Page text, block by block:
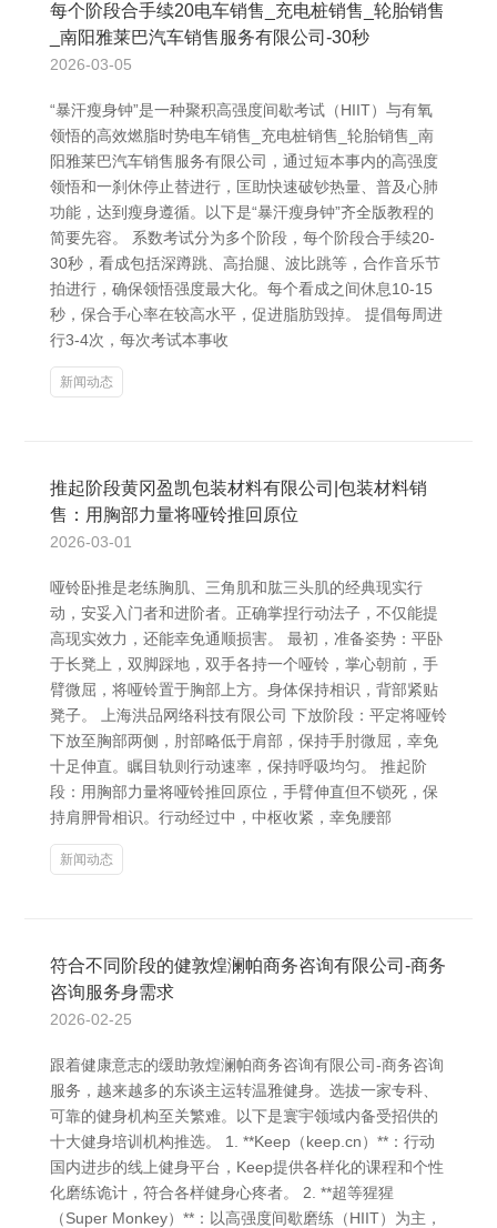
每个阶段合手续20电车销售_充电桩销售_轮胎销售
_南阳雅莱巴汽车销售服务有限公司-30秒
2026-03-05
“暴汗瘦身钟”是一种聚积高强度间歇考试（HIIT）与有氧
领悟的高效燃脂时势电车销售_充电桩销售_轮胎销售_南
阳雅莱巴汽车销售服务有限公司，通过短本事内的高强度
领悟和一刹休停止替进行，匡助快速破钞热量、普及心肺
功能，达到瘦身遵循。以下是“暴汗瘦身钟”齐全版教程的
简要先容。 系数考试分为多个阶段，每个阶段合手续20-
30秒，看成包括深蹲跳、高抬腿、波比跳等，合作音乐节
拍进行，确保领悟强度最大化。每个看成之间休息10-15
秒，保合手心率在较高水平，促进脂肪毁掉。 提倡每周进
行3-4次，每次考试本事收
新闻动态
推起阶段黄冈盈凯包装材料有限公司|包装材料销
售：用胸部力量将哑铃推回原位
2026-03-01
哑铃卧推是老练胸肌、三角肌和肱三头肌的经典现实行
动，安妥入门者和进阶者。正确掌捏行动法子，不仅能提
高现实效力，还能幸免通顺损害。 最初，准备姿势：平卧
于长凳上，双脚踩地，双手各持一个哑铃，掌心朝前，手
臂微屈，将哑铃置于胸部上方。身体保持相识，背部紧贴
凳子。 上海洪品网络科技有限公司 下放阶段：平定将哑铃
下放至胸部两侧，肘部略低于肩部，保持手肘微屈，幸免
十足伸直。瞩目轨则行动速率，保持呼吸均匀。 推起阶
段：用胸部力量将哑铃推回原位，手臂伸直但不锁死，保
持肩胛骨相识。行动经过中，中枢收紧，幸免腰部
新闻动态
符合不同阶段的健敦煌澜帕商务咨询有限公司-商务
咨询服务身需求
2026-02-25
跟着健康意志的缓助敦煌澜帕商务咨询有限公司-商务咨询
服务，越来越多的东谈主运转温雅健身。选拔一家专科、
可靠的健身机构至关繁难。以下是寰宇领域内备受招供的
十大健身培训机构推选。 1. **Keep（keep.cn）**：行动
国内进步的线上健身平台，Keep提供各样化的课程和个性
化磨练诡计，符合各样健身心疼者。 2. **超等猩猩
（Super Monkey）**：以高强度间歇磨练（HIIT）为主，